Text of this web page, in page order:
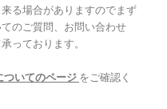
る場合がありますのでまず
のご質問、お問い合わせ
っております。
ついてのページ をご確認く